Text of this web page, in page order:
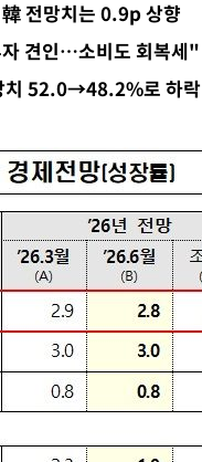
산 할라피뇨"-- CDC
임 사망 관련 압수수색
울·경기도 선관위 등 9곳
…1%대 상승 출발
807.62개장
른 6365.07 개장
발.. 14명 부상, 3명은 중
대경보'
로 남부 케슘섬에서 두차
15% 관세, 120일 후 발
명
0.06%↓
전망치는 0.9p 상향
견인…소비도 회복세"
치 52.0→48.2%로 하락